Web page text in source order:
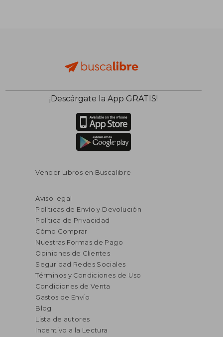
¡Descárgate la App GRATIS!
Vender Libros en Buscalibre
Aviso legal
Políticas de Envío y Devolución
Política de Privacidad
Cómo Comprar
Nuestras Formas de Pago
Opiniones de Clientes
Seguridad Redes Sociales
Términos y Condiciones de Uso
Condiciones de Venta
Gastos de Envío
Blog
Lista de autores
Incentivo a la Lectura